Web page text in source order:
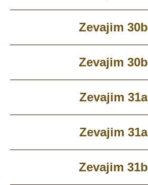
Zevajim 30b
Zevajim 30b
Zevajim 31a
Zevajim 31a
Zevajim 31b